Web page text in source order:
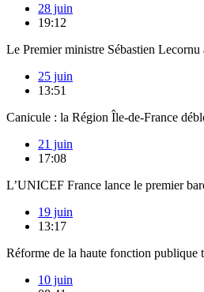
28 juin
19:12
Le Premier ministre Sébastien Lecornu
25 juin
13:51
Canicule : la Région Île-de-France
21 juin
17:08
L’UNICEF France lance le premier
19 juin
13:17
Réforme de la haute fonction publique
10 juin